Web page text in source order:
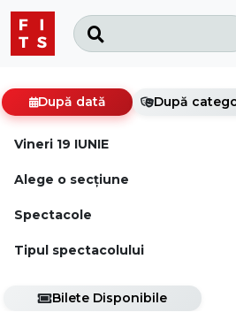
După dată După
Bilete Disponibile